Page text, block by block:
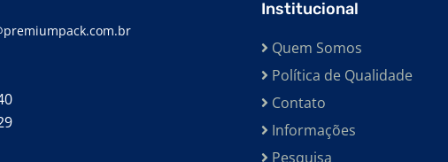
Institucional
Quem Somos
Política de Qualidade
Contato
Informações
Pesquisa